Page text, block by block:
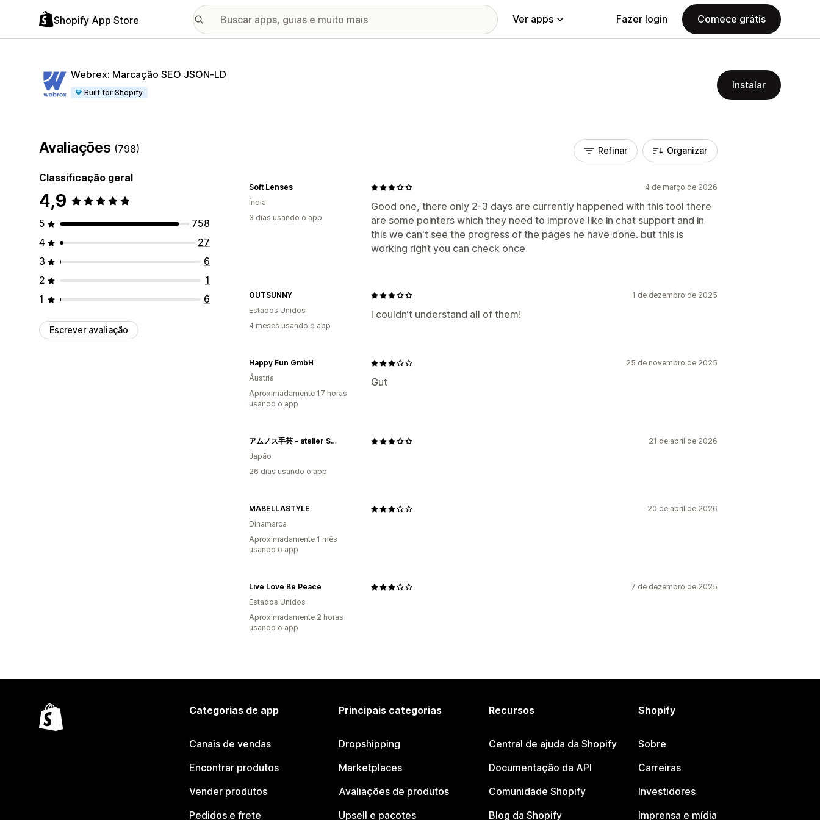
Shopify App Store Ver apps Fazer login Comece grátis
Webrex: Marcação SEO JSON‑LD
Built for Shopify
Instalar
Avaliações (798)
Classificação geral
4,9
5
758
4
27
3
6
2
1
1
6
Escrever avaliação
Refinar Organizar
4 de março de 2026
Good one, there only 2-3 days are currently happened with this tool there
are some pointers which they need to improve like in chat support and in
this we can't see the progress of the pages he have done. but this is
working right you can check once
Soft Lenses
Índia
3 dias usando o app
1 de dezembro de 2025
I couldn‘t understand all of them!
OUTSUNNY
Estados Unidos
4 meses usando o app
25 de novembro de 2025
Gut
Happy Fun GmbH
Áustria
Aproximadamente 17 horas
usando o app
21 de abril de 2026
アムノス手芸 - atelier SHEEP & SHEPHERD
Japão
26 dias usando o app
20 de abril de 2026
MABELLASTYLE
Dinamarca
Aproximadamente 1 mês
usando o app
7 de dezembro de 2025
Live Love Be Peace
Estados Unidos
Aproximadamente 2 horas
usando o app
Categorias de app
Canais de vendas
Encontrar produtos
Vender produtos
Pedidos e frete
Principais categorias
Dropshipping
Marketplaces
Avaliações de produtos
Upsell e pacotes
Recursos
Central de ajuda da Shopify
Documentação da API
Comunidade Shopify
Blog da Shopify
Shopify
Sobre
Carreiras
Investidores
Imprensa e mídia